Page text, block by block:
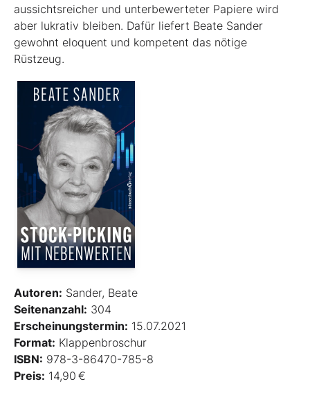
aussichtsreicher und unterbewerteter Papiere wird
aber lukrativ bleiben. Dafür liefert Beate Sander
gewohnt eloquent und kompetent das nötige
Rüstzeug.
Autoren: Sander, Beate
Seitenanzahl: 304
Erscheinungstermin: 15.07.2021
Format: Klappenbroschur
ISBN: 978-3-86470-785-8
Preis: 14,90 €